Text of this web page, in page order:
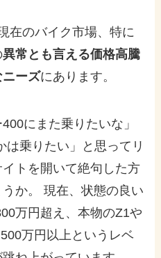
在のバイク市場、特に
異常とも言える価格高騰
ニーズにあります。
にまた乗りたいな」
は乗りたい」と思ってリ
トを開いて絶句した方
か。 現在、状態の良い
万円超え、本物のZ1や
万円以上というレベ